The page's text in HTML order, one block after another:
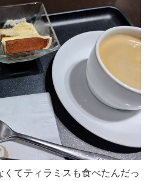
てティラミスも食べたんだっ